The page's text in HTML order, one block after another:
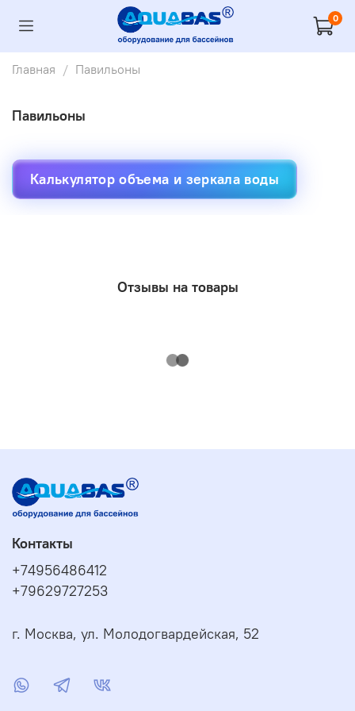
0
Главная Павильоны
Павильоны
Калькулятор объема и зеркала воды
Отзывы на товары
Контакты
+74956486412
+79629727253
г. Москва, ул. Молодогвардейская, 52